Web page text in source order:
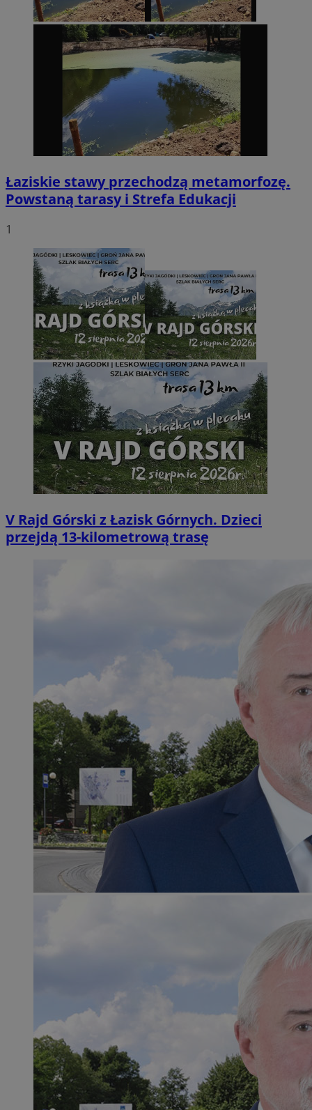
Łaziskie stawy przechodzą metamorfozę.
Powstaną tarasy i Strefa Edukacji
1
V Rajd Górski z Łazisk Górnych. Dzieci
przejdą 13-kilometrową trasę